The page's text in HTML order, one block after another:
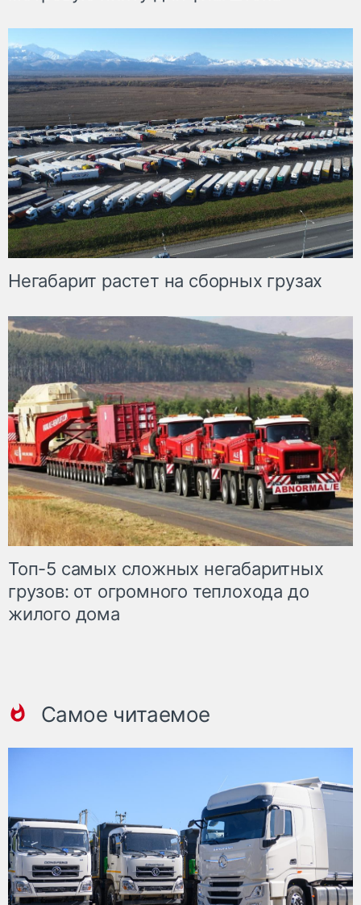
Негабарит растет на сборных грузах
Топ-5 самых сложных негабаритных
грузов: от огромного теплохода до
жилого дома
Самое читаемое